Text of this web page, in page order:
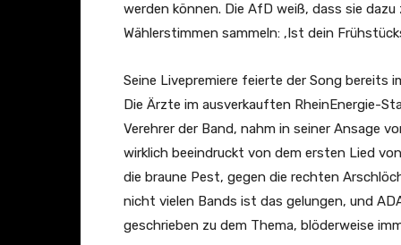
werden können. Die AfD weiß, dass sie
Wählerstimmen sammeln: ‚Ist dein
Seine Livepremiere feierte der Song bereits
Die Ärzte im ausverkauften RheinEnergie-
Verehrer der Band, nahm in seiner Ansage
wirklich beeindruckt von dem ersten Lied
die braune Pest, gegen die rechten
nicht vielen Bands ist das gelungen, und
geschrieben zu dem Thema, blöderweise